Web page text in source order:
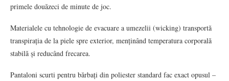
primele douăzeci de minute de joc.
Materialele cu tehnologie de evacuare a umezelii (wicking) transportă
transpirația de la piele spre exterior, menținând temperatura corporală
stabilă și reducând frecarea.
Pantaloni scurti pentru bărbați din poliester standard fac exact opusul –